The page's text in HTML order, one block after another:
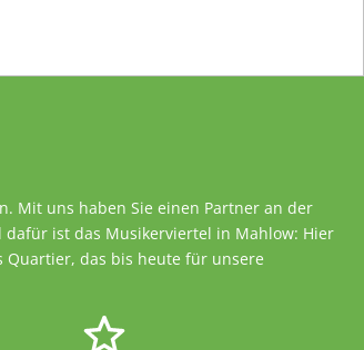
Mit uns haben Sie einen Partner an der
ist das Musikerviertel in Mahlow: Hier
Quartier, das bis heute für unsere